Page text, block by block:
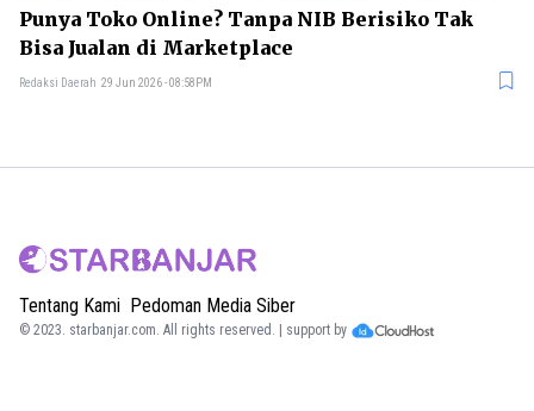
Punya Toko Online? Tanpa NIB Berisiko Tak
Bisa Jualan di Marketplace
Redaksi Daerah 29 Jun 2026 - 08:58PM
Tentang Kami Pedoman Media Siber
© 2023. starbanjar.com. All rights reserved. | support by